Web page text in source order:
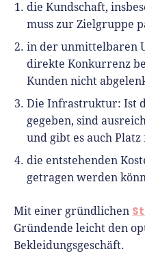
die Kundschaft,
muss zur Zielgruppe
in der unmittelbaren
direkte Konkurrenz
Kunden nicht
Die Infrastruktur: Ist
gegeben, sind
und gibt es auch
die entstehenden
getragen werden
Mit einer gründlichen
Gründende leicht den
Bekleidungsgeschäft.